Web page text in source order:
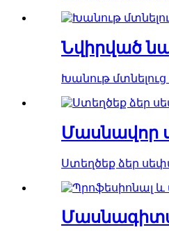
Նվիրված
Խանութ
Մասնավոր
Ստեղծեք ձեր